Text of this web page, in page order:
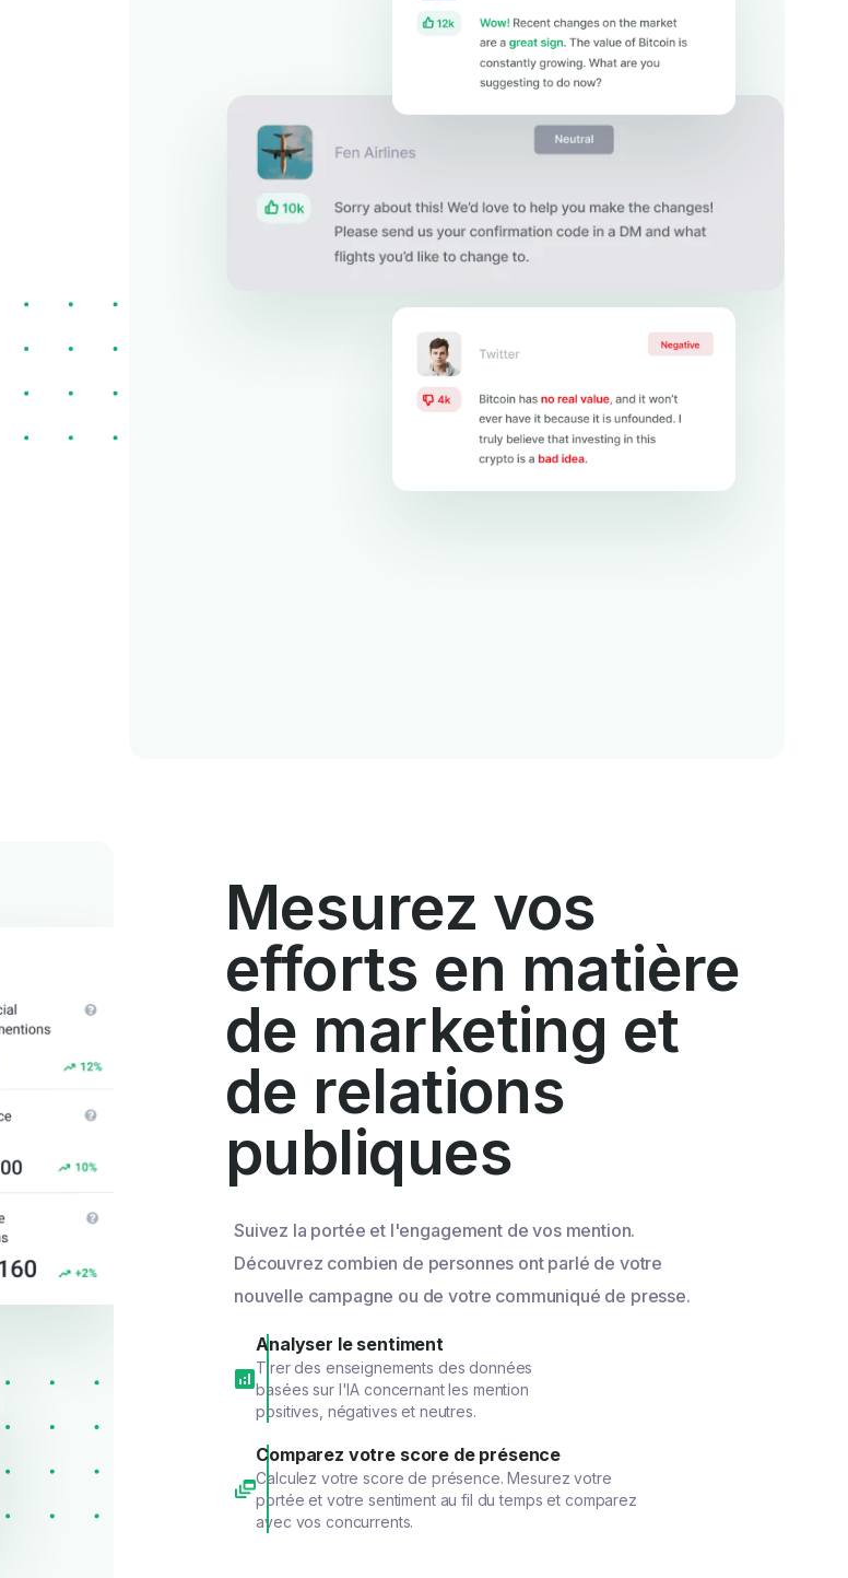
Mesurez vos
efforts en matière
de marketing et
de relations
publiques
Suivez la portée et l'engagement de vos mention.
Découvrez combien de personnes ont parlé de votre
nouvelle campagne ou de votre communiqué de presse.
Analyser le sentiment
Tirer des enseignements des données
basées sur l'IA concernant les mention
positives, négatives et neutres.
Comparez votre score de présence
Calculez votre score de présence. Mesurez votre
portée et votre sentiment au fil du temps et comparez
avec vos concurrents.